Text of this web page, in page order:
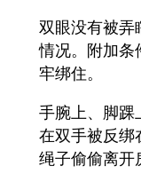
双眼没有被弄
情况。附加条
牢绑住。
手腕上、脚踝
在双手被反绑
绳子偷偷离开